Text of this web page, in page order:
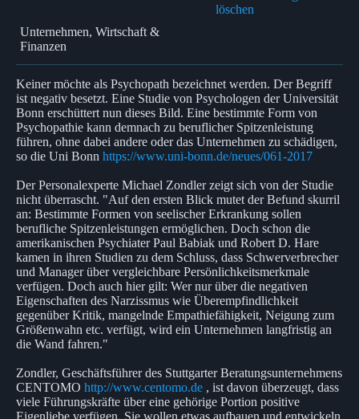
löschen
Unternehmen, Wirtschaft &
Finanzen
Keiner möchte als Psychopath bezeichnet werden. Der Begriff
ist negativ besetzt. Eine Studie von Psychologen der Universität
Bonn erschüttert nun dieses Bild. Eine bestimmte Form von
Psychopathie kann demnach zu beruflicher Spitzenleistung
führen, ohne dabei andere oder das Unternehmen zu schädigen,
so die Uni Bonn https://www.uni-bonn.de/neues/061-2017
Der Personalexperte Michael Zondler zeigt sich von der Studie
nicht überrascht. "Auf den ersten Blick mutet der Befund skurril
an: Bestimmte Formen von seelischer Erkrankung sollen
berufliche Spitzenleistungen ermöglichen. Doch schon die
amerikanischen Psychiater Paul Babiak und Robert D. Hare
kamen in ihren Studien zu dem Schluss, dass Schwerverbrecher
und Manager über vergleichbare Persönlichkeitsmerkmale
verfügen. Doch auch hier gilt: Wer nur über die negativen
Eigenschaften des Narzissmus wie Überempfindlichkeit
gegenüber Kritik, mangelnde Empathiefähigkeit, Neigung zum
Größenwahn etc. verfügt, wird ein Unternehmen langfristig an
die Wand fahren."
Zondler, Geschäftsführer des Stuttgarter Beratungsunternehmens
CENTOMO http://www.centomo.de , ist davon überzeugt, dass
viele Führungskräfte über eine gehörige Portion positive
Eigenliebe verfügen. Sie wollen etwas aufbauen und entwickeln